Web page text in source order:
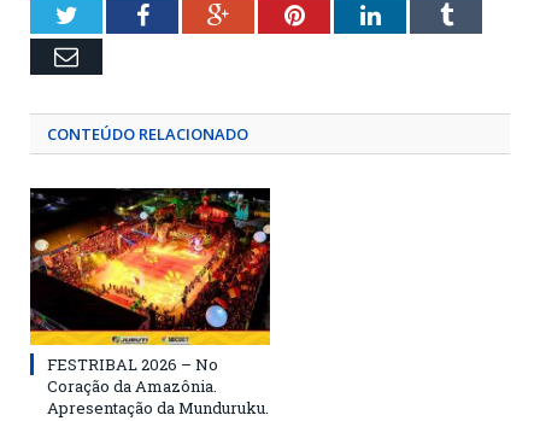
TwitterFacebookGoogle+PinterestLinkedInTumblr
Email
CONTEÚDO RELACIONADO
FESTRIBAL 2026 – No
Coração da Amazônia.
Apresentação da Munduruku.